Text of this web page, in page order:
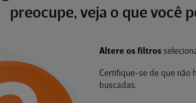
preocupe, veja o que você
Altere os filtros
Certifique-se de que não
buscadas.